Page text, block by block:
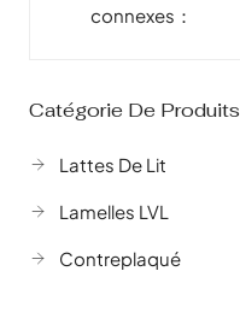
connexes：
Catégorie De Produits
Lattes De Lit
Lamelles LVL
Contreplaqué